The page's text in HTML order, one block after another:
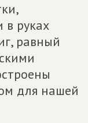
руках
равный
для нашей